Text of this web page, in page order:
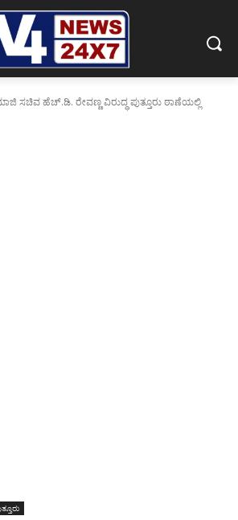
ಸಚಿವ ಹೆಚ್.ಡಿ. ರೇವಣ್ಣ ವಿರುದ್ಧ ಪುತ್ತೂರು ಠಾಣೆಯಲ್ಲಿ